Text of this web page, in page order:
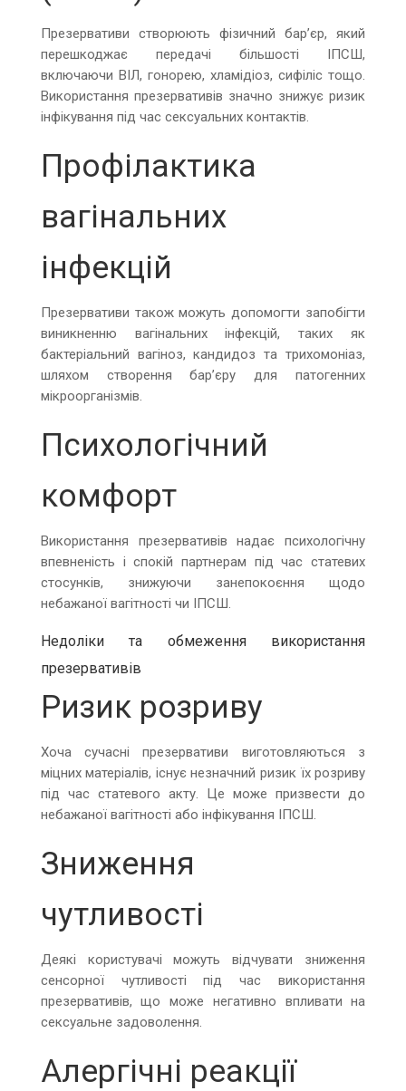
Презервативи створюють фізичний бар’єр, який
перешкоджає передачі більшості ІПСШ,
включаючи ВІЛ, гонорею, хламідіоз, сифіліс тощо.
Використання презервативів значно знижує ризик
інфікування під час сексуальних контактів.
Профілактика
вагінальних
інфекцій
Презервативи також можуть допомогти запобігти
виникненню вагінальних інфекцій, таких як
бактеріальний вагіноз, кандидоз та трихомоніаз,
шляхом створення бар’єру для патогенних
мікроорганізмів.
Психологічний
комфорт
Використання презервативів надає психологічну
впевненість і спокій партнерам під час статевих
стосунків, знижуючи занепокоєння щодо
небажаної вагітності чи ІПСШ.
Недоліки та обмеження використання
презервативів
Ризик розриву
Хоча сучасні презервативи виготовляються з
міцних матеріалів, існує незначний ризик їх розриву
під час статевого акту. Це може призвести до
небажаної вагітності або інфікування ІПСШ.
Зниження
чутливості
Деякі користувачі можуть відчувати зниження
сенсорної чутливості під час використання
презервативів, що може негативно впливати на
сексуальне задоволення.
Алергічні реакції